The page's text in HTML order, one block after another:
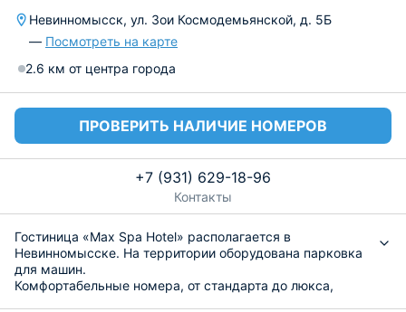
Невинномысск, ул. Зои Космодемьянской, д. 5Б
— Посмотреть на карте
2.6 км от центра города
ПРОВЕРИТЬ НАЛИЧИЕ НОМЕРОВ
+7 (931) 629-18-96
Контакты
Гостиница «Max Spa Hotel» располагается в
Невинномысске. На территории оборудована парковка
для машин.
Комфортабельные номера, от стандарта до люкса,